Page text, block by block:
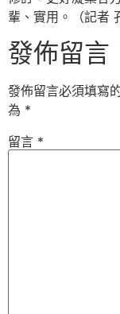
輩、實用。（記者
發佈留言
發佈留言必須填寫
為 *
留言 *